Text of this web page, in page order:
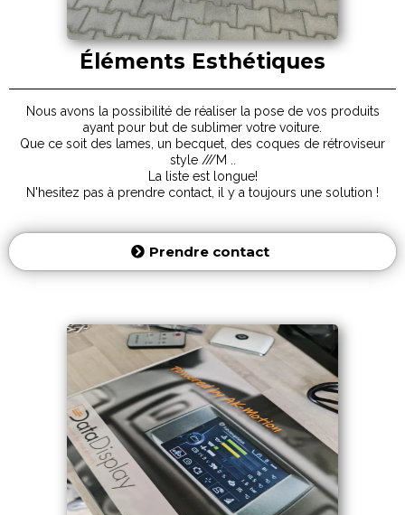
Éléments Esthétiques
Nous avons la possibilité de réaliser la pose de vos produits
ayant pour but de sublimer votre voiture.
Que ce soit des lames, un becquet, des coques de rétroviseur
style ///M ..
La liste est longue!
N'hesitez pas à prendre contact, il y a toujours une solution !
Prendre contact